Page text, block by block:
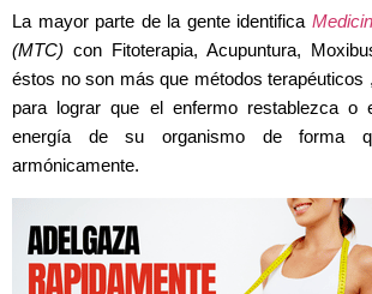
La mayor parte de la gente identifica
(MTC) con Fitoterapia, Acupuntura,
éstos no son más que métodos terapéuticos
para lograr que el enfermo restablezca o
energía de su organismo de forma
armónicamente.